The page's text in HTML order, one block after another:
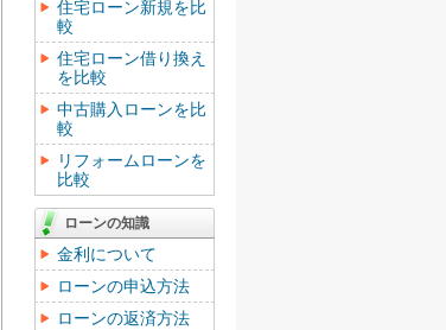
住宅ローン新規を比
較
住宅ローン借り換え
を比較
中古購入ローンを比
較
リフォームローンを
比較
ローンの知識
金利について
ローンの申込方法
ローンの返済方法